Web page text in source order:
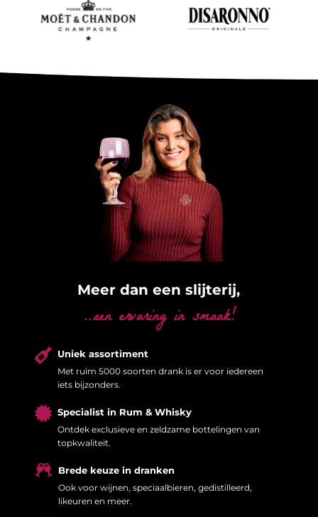
Meer dan een slijterij,
…een ervaring in smaak!
 Uniek assortiment
Met ruim 5000 soorten drank is er voor iedereen
iets bijzonders.
 Specialist in Rum & Whisky
Ontdek exclusieve en zeldzame bottelingen van
topkwaliteit.
 Brede keuze in dranken
Ook voor wijnen, speciaalbieren, gedistilleerd,
likeuren en meer.